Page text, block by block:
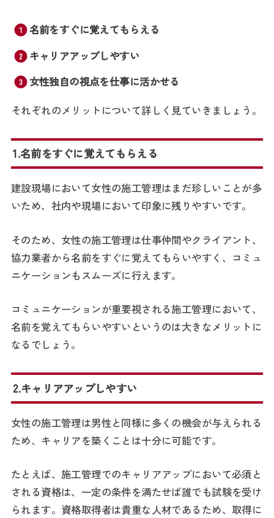
名前をすぐに覚えてもらえる
キャリアアップしやすい
女性独自の視点を仕事に活かせる
それぞれのメリットについて詳しく見ていきましょう。
1.名前をすぐに覚えてもらえる
建設現場において女性の施工管理はまだ珍しいことが多
いため、社内や現場において印象に残りやすいです。
そのため、女性の施工管理は仕事仲間やクライアント、
協力業者から名前をすぐに覚えてもらいやすく、コミュ
ニケーションもスムーズに行えます。
コミュニケーションが重要視される施工管理において、
名前を覚えてもらいやすいというのは大きなメリットに
なるでしょう。
2.キャリアアップしやすい
女性の施工管理は男性と同様に多くの機会が与えられる
ため、キャリアを築くことは十分に可能です。
たとえば、施工管理でのキャリアアップにおいて必須と
される資格は、一定の条件を満たせば誰でも試験を受け
られます。資格取得者は貴重な人材であるため、取得に